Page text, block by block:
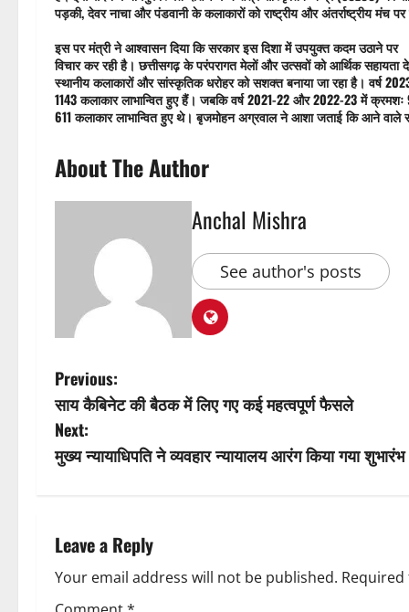
पड़की, देवर नाचा और पंडवानी के कलाकारों को राष्ट्रीय और अंतर्राष्ट्रीय मंच
इस पर मंत्री ने आश्वासन दिया कि सरकार इस दिशा में उपयुक्त कदम उठाने पर
विचार कर रही है। छत्तीसगढ़ के परंपरागत मेलों और उत्सवों को आर्थिक
स्थानीय कलाकारों और सांस्कृतिक धरोहर को सशक्त बनाया जा रहा है। वर्ष
1143 कलाकार लाभान्वित हुए हैं। जबकि वर्ष 2021-22 और 2022-23 में
611 कलाकार लाभान्वित हुए थे। बृजमोहन अग्रवाल ने आशा जताई कि आने
About The Author
Anchal Mishra
See author's posts
P
o
s
n
a
Previous:
साय कैबिनेट की बैठक में लिए गए कई महत्वपूर्ण फैसले
Next:
मुख्य न्यायाधिपति ने व्यवहार न्यायालय आरंग किया गया शुभारंभ
Leave a Reply
Your email address will not be published.